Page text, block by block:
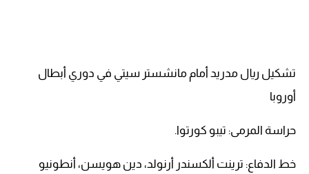
تشكيل ريال مدريد أمام مانشستر سيتي في دوري أبطال
أوروبا
حراسة المرمى: تيبو كورتوا.
خط الدفاع: ترينت ألكسندر أرنولد، دين هويسن، أنطونيو